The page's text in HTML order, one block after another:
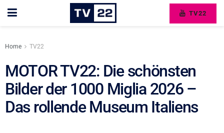
TV22
Home TV22
MOTOR TV22: Die schönsten
Bilder der 1000 Miglia 2026 –
Das rollende Museum Italiens